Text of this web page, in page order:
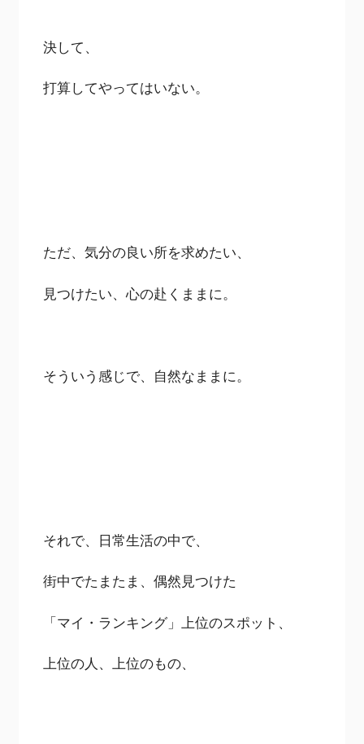
決して、
打算してやってはいない。
ただ、気分の良い所を求めたい、
見つけたい、心の赴くままに。
そういう感じで、自然なままに。
それで、日常生活の中で、
街中でたまたま、偶然見つけた
「マイ・ランキング」上位のスポット、
上位の人、上位のもの、